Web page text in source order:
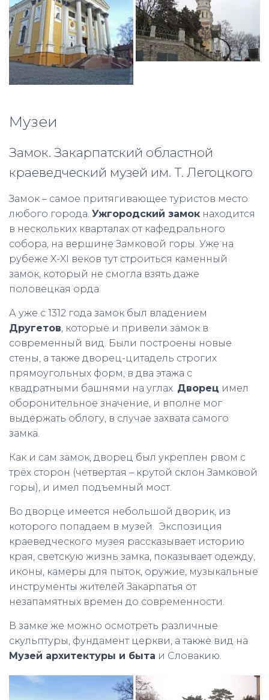
Музеи
Замок. Закарпатский областной
краеведческий музей им. Т. Легоцкого
Замок – самое притягивающее туристов место
любого города. Ужгородский замок находится
в нескольких кварталах от кафедрального
собора, на вершине Замковой горы. Уже на
рубеже X-XI веков тут строиться каменный
замок, который не смогла взять даже
половецкая орда.
А уже с 1312 года замок был владением
Другетов , которые и привели замок в
современный вид. Были построены новые
стены, а также дворец-цитадель строгих
прямоугольных форм, в два этажа с
квадратными башнями на углах. Дворец имел
оборонительное значение, и вполне мог
выдержать облогу, в случае захвата самого
замка.
Как и сам замок, дворец был укреплен рвом с
трёх сторон (четвертая – крутой склон Замковой
горы), и имел подъемный мост.
Во дворце имеется небольшой дворик, из
которого попадаем в музей. Экспозиция
краеведческого музея рассказывает историю
края, светскую жизнь замка, показывает одежду,
иконы, камеры для пыток, оружие, музыкальные
инструменты жителей Закарпатья от
незапамятных времен до современности.
В замке же можно осмотреть различные
скульптуры, фундамент церкви, а также вид на
Музей архитектуры и быта и Словакию.